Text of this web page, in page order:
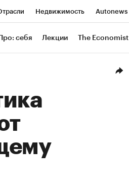
Недвижимость Autonews
РБК Life Тренды Визионеры
Про: себя Лекции The Economist